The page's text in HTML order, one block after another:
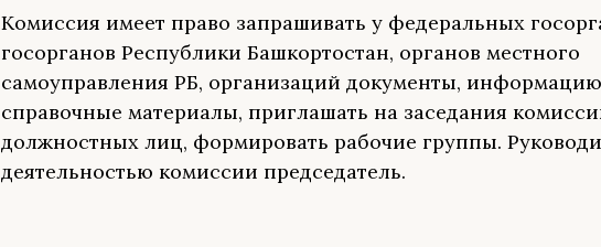
Комиссия имеет право запрашивать у федеральных
госорганов Республики Башкортостан, органов местного
самоуправления РБ, организаций документы,
справочные материалы, приглашать на заседания
должностных лиц, формировать рабочие группы.
деятельностью комиссии председатель.